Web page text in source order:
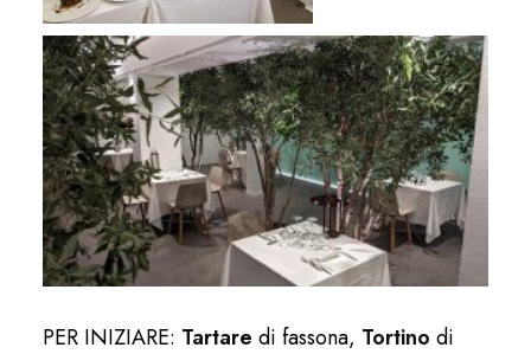
PER INIZIARE: Tartare di fassona, Tortino di